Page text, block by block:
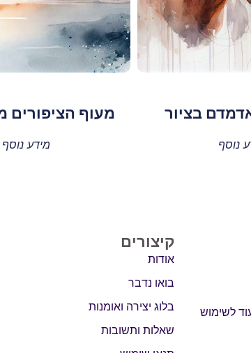
בציור
נוסף
מעוף הציפורים
מידע נוסף
לשימוש
קיצורים
אודות
בואו נדבר
בלוג יצירה ואומנות
שאלות ותשובות